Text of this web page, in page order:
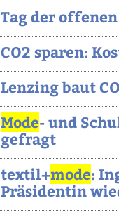
Tag der
CO2 sparen:
Lenzing baut
Mode- und
gefragt
textil+mode:
Präsidentin